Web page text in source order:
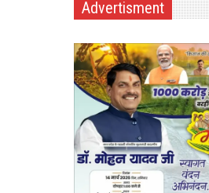
Advertisment